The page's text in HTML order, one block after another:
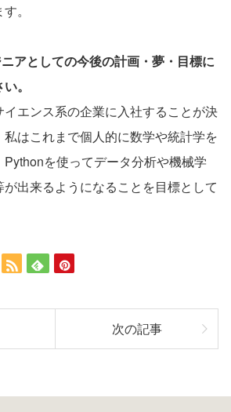
。
アとしての今後の計画・夢・目標に
。
エンス系の企業に入社することが決
私はこれまで個人的に数学や統計学を
を使ってデータ分析や機械学
出来るようになることを目標として
次の記事